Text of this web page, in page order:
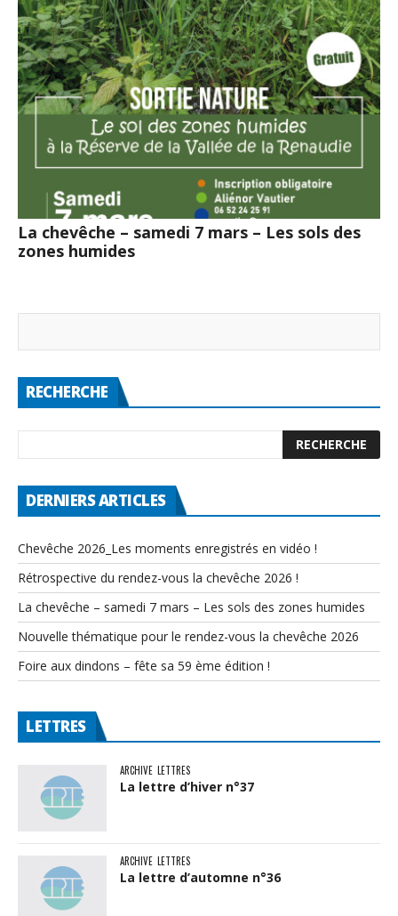
La chevêche – samedi 7 mars – Les sols des
zones humides
RECHERCHE
DERNIERS ARTICLES
Chevêche 2026_Les moments enregistrés en vidéo !
Rétrospective du rendez-vous la chevêche 2026 !
La chevêche – samedi 7 mars – Les sols des zones humides
Nouvelle thématique pour le rendez-vous la chevêche 2026
Foire aux dindons – fête sa 59 ème édition !
LETTRES
ARCHIVE LETTRES
La lettre d’hiver n°37
ARCHIVE LETTRES
La lettre d’automne n°36